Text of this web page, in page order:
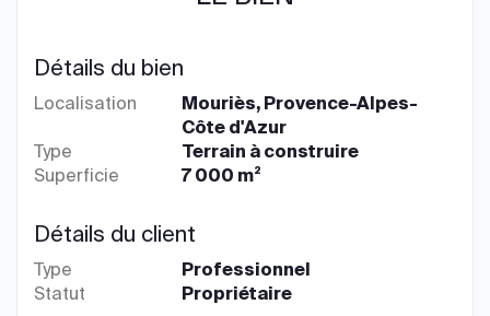
Détails du bien
Localisation
Mouriès, Provence-Alpes-
Côte d'Azur
Type
Terrain à construire
Superficie
7 000 m²
Détails du client
Type
Professionnel
Statut
Propriétaire